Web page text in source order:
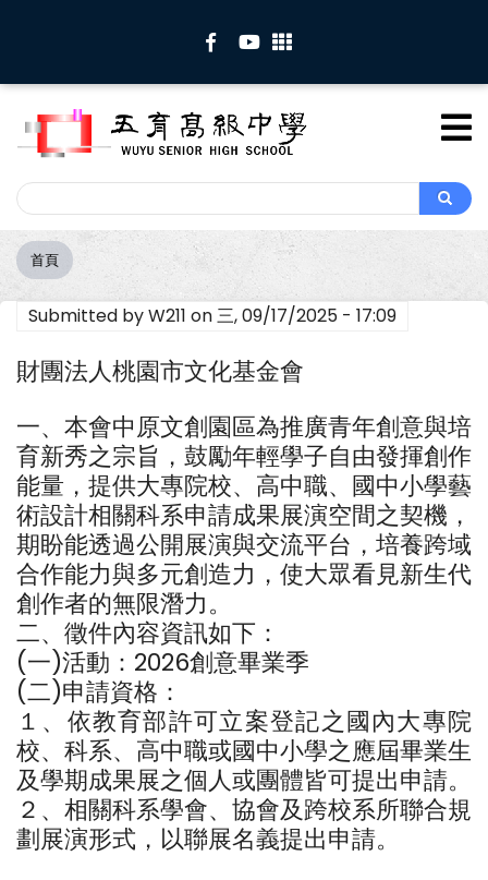
內
Search
Search
導
航
連
首頁
Submitted byW211 on三, 09/17/2025 - 17:09
財團法人桃園市文化基金會
一、本會中原文創園區為推廣青年創意與培
育新秀之宗旨，鼓勵年輕學子自由發揮創作
能量，提供大專院校、高中職、國中小學藝
術設計相關科系申請成果展演空間之契機，
期盼能透過公開展演與交流平台，培養跨域
合作能力與多元創造力，使大眾看見新生代
創作者的無限潛力。
二、徵件內容資訊如下：
(一)活動：2026創意畢業季
(二)申請資格：
１、依教育部許可立案登記之國內大專院
校、科系、高中職或國中小學之應屆畢業生
及學期成果展之個人或團體皆可提出申請。
２、相關科系學會、協會及跨校系所聯合規
劃展演形式，以聯展名義提出申請。